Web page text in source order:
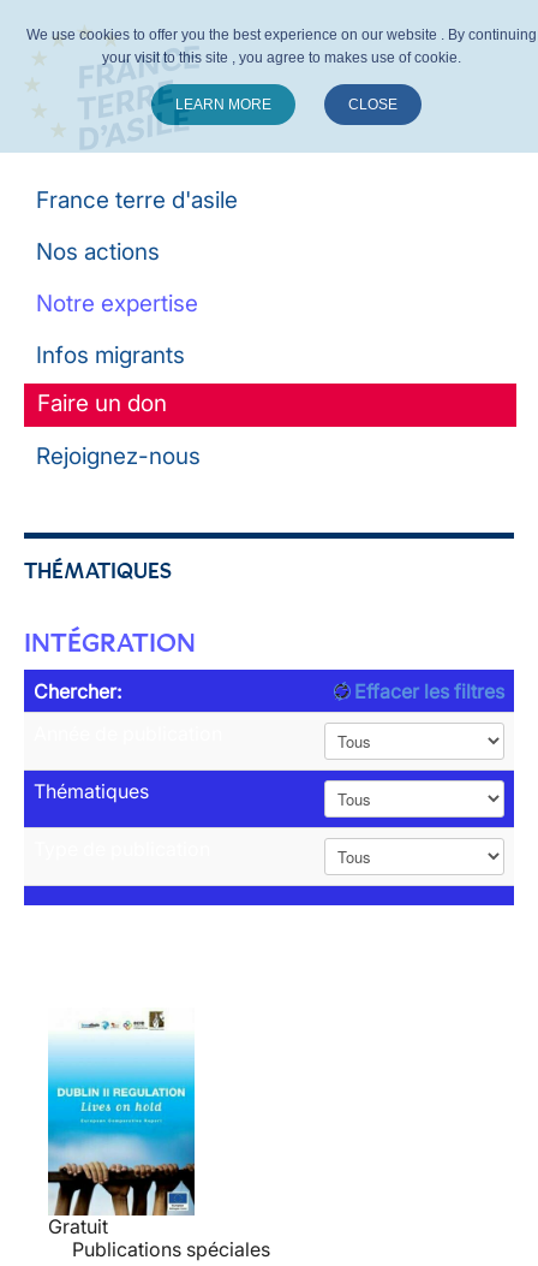
France terre d'asile
Nos actions
Notre expertise
Infos migrants
Faire un don
Rejoignez-nous
THÉMATIQUES
INTÉGRATION
Chercher:
Effacer les filtres
Thématiques
Gratuit
Publications spéciales
We use cookies to offer you the best experience on our website . By continuing
your visit to this site , you agree to makes use of cookie.
LEARN MORE CLOSE